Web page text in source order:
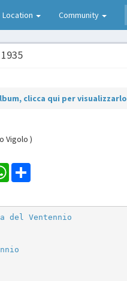
Location Community
clicca qui per visualizzarlo
Vigolo )
WhatsApp
del Ventennio